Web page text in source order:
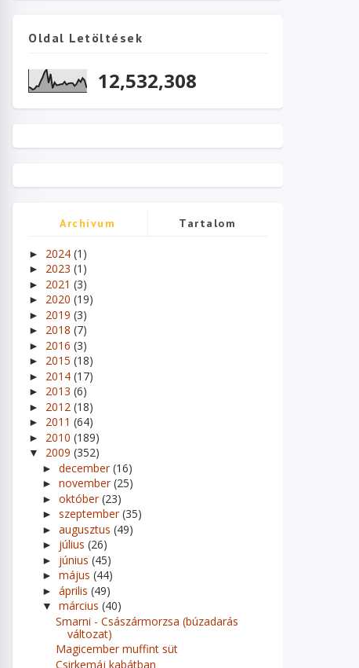
Oldal Letöltések
12,532,308
Archívum Tartalom
► 2024 (1)
► 2023 (1)
► 2021 (3)
► 2020 (19)
► 2019 (3)
► 2018 (7)
► 2016 (3)
► 2015 (18)
► 2014 (17)
► 2013 (6)
► 2012 (18)
► 2011 (64)
► 2010 (189)
▼ 2009 (352)
► december(16)
► november(25)
► október(23)
► szeptember(35)
► augusztus (49)
► július (26)
► június (45)
► május (44)
► április (49)
▼ március (40)
Smarni - Császármorzsa (búzadarás
változat)
Magicember muffint süt
Csirkemáj kabátban